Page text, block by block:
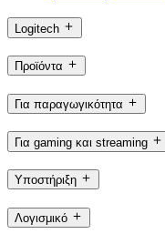
Logitech
Προϊόντα
Για παραγωγικότητα
Για gaming και streaming
Υποστήριξη
Λογισμικό